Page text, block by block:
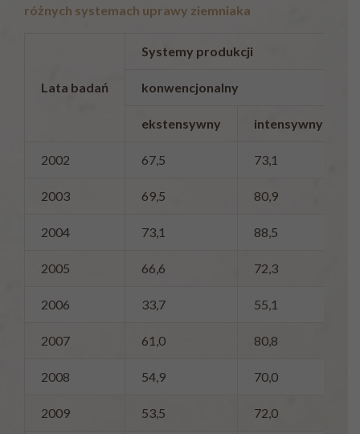
różnych systemach uprawy ziemniaka
Lata badań
Systemy produkcji
konwencjonalny
ekstensywny intensywny
2002 67,5 73,1
2003 69,5 80,9
2004 73,1 88,5
2005 66,6 72,3
2006 33,7 55,1
2007 61,0 80,8
2008 54,9 70,0
2009 53,5 72,0